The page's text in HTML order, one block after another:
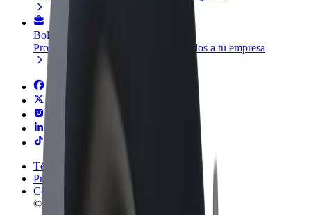
Bolt para empresas
Productos y servicios de Bolt adaptados a tu empresa
Términos y Condiciones
Privacidad
Cookies
© 2026 Bolt Technology OÜ